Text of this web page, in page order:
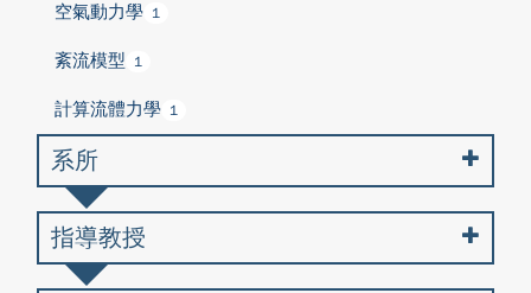
空氣動力學 1
紊流模型 1
計算流體力學 1
系所
指導教授